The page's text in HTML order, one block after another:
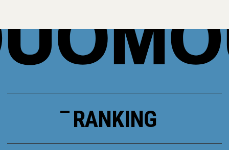
RANKING